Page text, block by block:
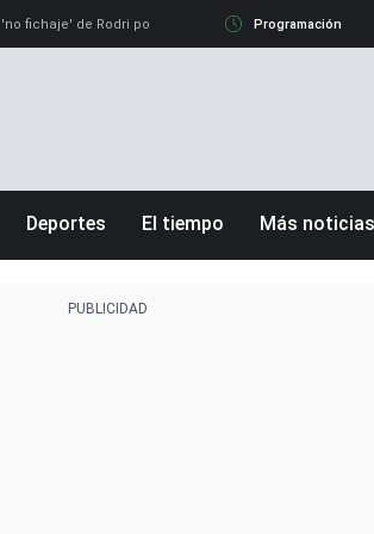
fichaje' de Rodri por el Real Madrid y su 'sí' al Barça
Programación
Deportes El tiempo Más noticias